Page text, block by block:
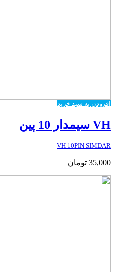
افزودن به سبد خرید
VH سیمدار 10 پین
VH 10PIN SIMDAR
35,000 تومان